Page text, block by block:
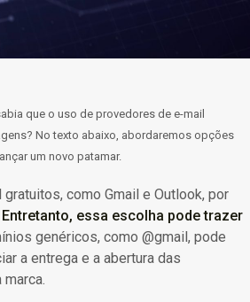
que o uso de provedores de e-mail
No texto abaixo, abordaremos opções
um novo patamar.
como Gmail e Outlook, por
Entretanto, essa escolha pode trazer
genéricos, como @gmail, pode
a entrega e a abertura das